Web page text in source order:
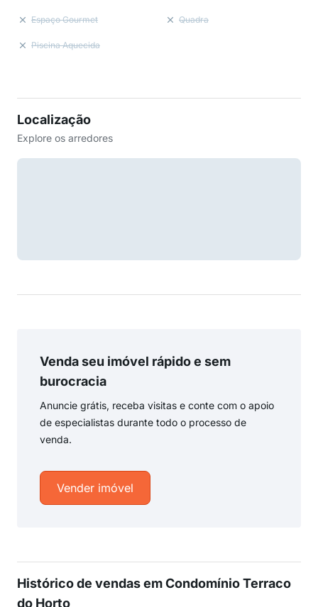
Espaço Gourmet Quadra
Piscina Aquecida
Localização
Explore os arredores
Venda seu imóvel rápido e sem
burocracia
Anuncie grátis, receba visitas e conte com o apoio
de especialistas durante todo o processo de
venda.
Vender imóvel
Histórico de vendas em Condomínio Terraco
do Horto